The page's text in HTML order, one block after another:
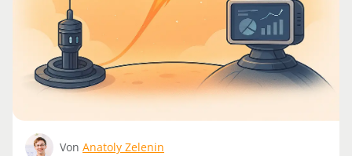
Von Anatoly Zelenin